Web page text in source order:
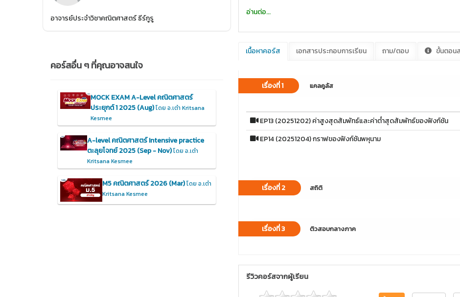
อ่านต่อ...
เนื้อหาคอร์ส เอกสารประกอบการเรียน ถาม/ตอบ ขั้นตอน
เรื่องที่ 1 แคลคูลัส
EP13 (20251202) ค่าสูงสุดสัมพัทธ์และค่าต่ำสุดสัมพัทธ์ของฟังก์ชัน
EP14 (20251204) กราฟของฟังก์ชันพหุนาม
เรื่องที่ 2 สถิติ
เรื่องที่ 3 ติวสอบกลางภาค
รีวิวคอร์สจากผู้เรียน
อาจารย์ประจำวิชาคณิตศาสตร์ ธีร์กูรู
คอร์สอื่น ๆ ที่คุณอาจสนใจ
MOCK EXAM A-Level คณิตศาสตร์
ประยุกต์ 1 2025 (Aug)โดย อ.เต๋า Kritsana
Kesmee
A-level คณิตศาสตร์ Intensive practice
ตะลุยโจทย์ 2025 (Sep - Nov)โดย อ.เต๋า
Kritsana Kesmee
M5 คณิตศาสตร์ 2026 (Mar)โดย อ.เต๋า
Kritsana Kesmee